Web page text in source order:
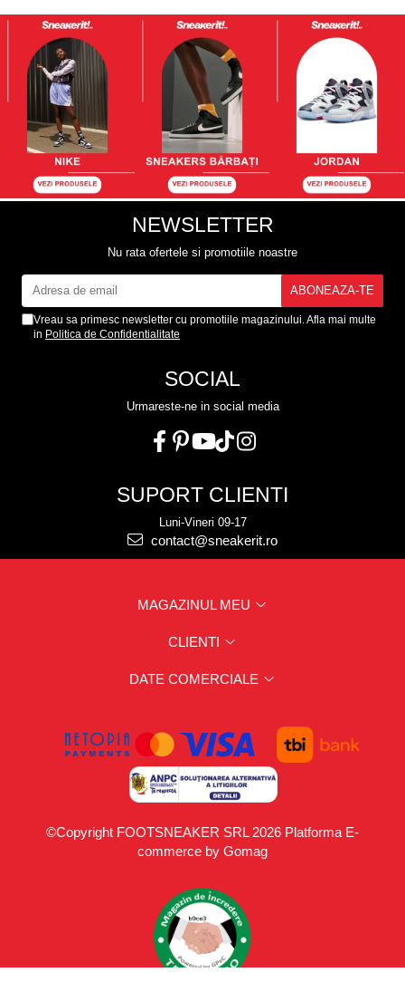
NEWSLETTER
Nu rata ofertele si promotiile noastre
Vreau sa primesc newsletter cu promotiile magazinului. Afla mai multe
in Politica de Confidentialitate
SOCIAL
Urmareste-ne in social media
SUPORT CLIENTI
Luni-Vineri 09-17
contact@sneakerit.ro
MAGAZINUL MEU
CLIENTI
DATE COMERCIALE
©Copyright FOOTSNEAKER SRL 2026 Platforma E-
commerce by Gomag